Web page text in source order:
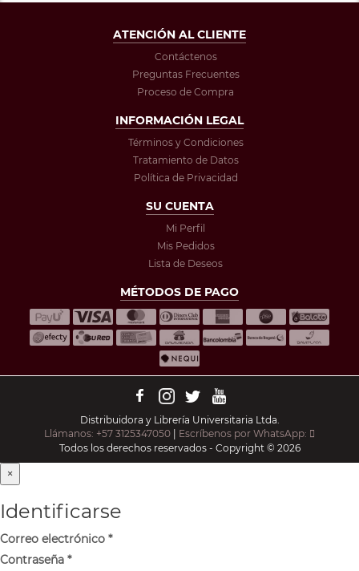
ATENCIÓN AL CLIENTE
Contáctenos
Preguntas Frecuentes
Proceso de Compra
INFORMACIÓN LEGAL
Términos y Condiciones
Tratamiento de Datos
Política de Privacidad
SU CUENTA
Mi Perfil
Mis Pedidos
Lista de Deseos
MÉTODOS DE PAGO
Distribuidora y Librería Universitaria Ltda.
Llámanos: +57 3125347050 | Escríbenos por WhatsApp:
Todos los derechos reservados - Copyright © 2026
×
Identificarse
Correo electrónico *
Contraseña *